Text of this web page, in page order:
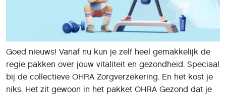
Goed nieuws! Vanaf nu kun je zelf heel gemakkelijk de
regie pakken over jouw vitaliteit en gezondheid. Speciaal
bij de collectieve OHRA Zorgverzekering. En het kost je
niks. Het zit gewoon in het pakket OHRA Gezond dat je